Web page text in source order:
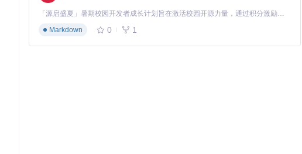
执行阶段：分步骤操作指南
步骤1：获取工具与挂载镜像
# 克隆项目仓库
「源启盛夏」暑期校园开发者成长计划旨在激活校园开源力量，通过积分激励、认证扶持、资源倾斜等形式，引导高校组织和开发者完成「入驻 — 建项目 — 做贡献 — 获认证 — 得资源」的完整闭环。无论你是想带领社团入驻平台的组织者，还是希望用代码贡献证明自己的开发者，都能在这里找到属于你的成长路径。
Markdown
0 1